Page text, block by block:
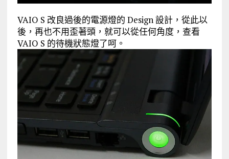
VAIO S 改良過後的電源燈的 Design 設計，從此以
後，再也不用歪著頭，就可以從任何角度，查看
VAIO S 的待機狀態燈了呵。